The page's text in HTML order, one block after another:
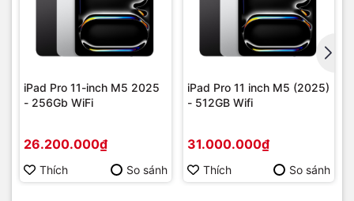
iPad Pro 11-inch M5 2025
- 256Gb WiFi
26.200.000₫
Thích So sánh
iPad Pro 11 inch M5 (2025)
- 512GB Wifi
31.000.000₫
Thích So sánh